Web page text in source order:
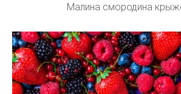
Малина смородина